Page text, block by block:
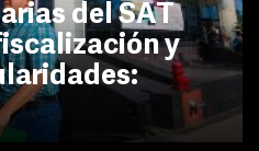
del SAT
y